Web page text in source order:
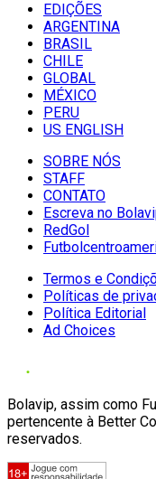
EDIÇÕES
ARGENTINA
BRASIL
CHILE
GLOBAL
MÉXICO
PERU
US ENGLISH
SOBRE NÓS
STAFF
CONTATO
Escreva no
RedGol
Termos e
Políticas de
Política Editorial
Ad Choices
Bolavip, assim como
pertencente à Better
reservados.